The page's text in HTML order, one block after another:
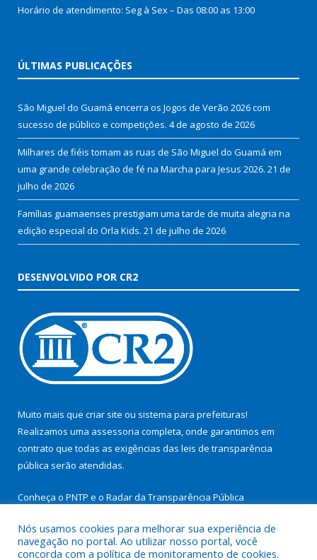
Horário de atendimento: Seg à Sex – Das 08:00 as 13:00
ÚLTIMAS PUBLICAÇÕES
São Miguel do Guamá encerra os Jogos de Verão 2026 com
sucesso de público e competições. 4 de agosto de 2026
Milhares de fiéis tomam as ruas de São Miguel do Guamá em
uma grande celebração de fé na Marcha para Jesus 2026. 21 de
julho de 2026
Famílias guamaenses prestigiam uma tarde de muita alegria na
edição especial do Orla Kids. 21 de julho de 2026
DESENVOLVIDO POR CR2
Muito mais que criar site ou sistema para prefeituras!
Realizamos uma assessoria completa, onde garantimos em
contrato que todas as exigências das leis de transparência
pública serão atendidas.
Conheça o PNTP e o Radar da Transparência Pública
Nós usamos cookies para melhorar sua experiência de
navegação no portal. Ao utilizar nosso portal, você
concorda com a política de monitoramento de cookies.